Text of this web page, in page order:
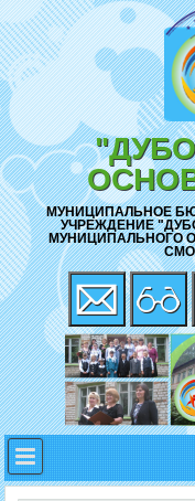
МУНИЦИПАЛЬНОЕ
УЧРЕЖДЕНИЕ
МУНИЦИПАЛЬНОГО